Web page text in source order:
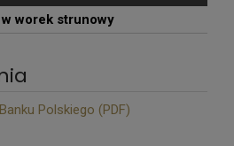
worek strunowy
Polskiego (PDF)